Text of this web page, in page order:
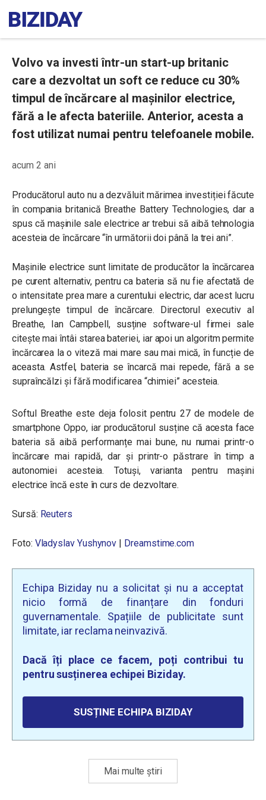
Volvo va investi într-un start-up britanic
care a dezvoltat un soft ce reduce cu 30%
timpul de încărcare al mașinilor electrice,
fără a le afecta bateriile. Anterior, acesta a
fost utilizat numai pentru telefoanele mobile.
acum 2 ani
Producătorul auto nu a dezvăluit mărimea investiției făcute
în compania britanică Breathe Battery Technologies, dar a
spus că mașinile sale electrice ar trebui să aibă tehnologia
acesteia de încărcare “în următorii doi până la trei ani”.
Mașinile electrice sunt limitate de producător la încărcarea
pe curent alternativ, pentru ca bateria să nu fie afectată de
o intensitate prea mare a curentului electric, dar acest lucru
prelungește timpul de încărcare. Directorul executiv al
Breathe, Ian Campbell, susține software-ul firmei sale
citește mai întâi starea bateriei, iar apoi un algoritm permite
încărcarea la o viteză mai mare sau mai mică, în funcție de
aceasta. Astfel, bateria se încarcă mai repede, fără a se
supraîncălzi și fără modificarea “chimiei” acesteia.
Softul Breathe este deja folosit pentru 27 de modele de
smartphone Oppo, iar producătorul susține că acesta face
bateria să aibă performanțe mai bune, nu numai printr-o
încărcare mai rapidă, dar și printr-o păstrare în timp a
autonomiei acesteia. Totuși, varianta pentru mașini
electrice încă este în curs de dezvoltare.
Sursă: Reuters
Foto: Vladyslav Yushynov | Dreamstime.com
Echipa Biziday nu a solicitat și nu a acceptat
nicio formă de finanțare din fonduri
guvernamentale. Spațiile de publicitate sunt
limitate, iar reclama neinvazivă.
Dacă îți place ce facem, poți contribui tu
pentru susținerea echipei Biziday.
SUSȚINE ECHIPA BIZIDAY
Mai multe știri